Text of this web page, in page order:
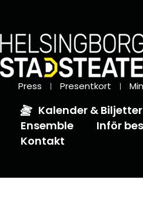
Press Presentkort
Kalender & Biljetter
Ensemble
Inför
Kontakt